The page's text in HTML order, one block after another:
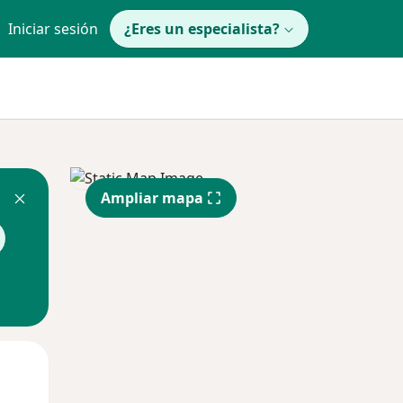
Iniciar sesión ¿Eres un especialista?
Ampliar mapa